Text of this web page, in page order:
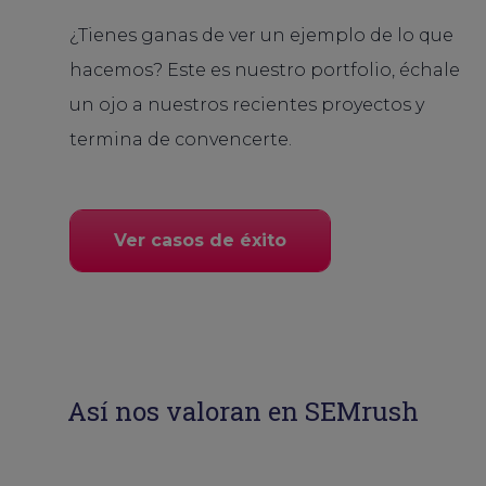
¿Tienes ganas de ver un ejemplo de lo que
hacemos? Este es nuestro portfolio, échale
un ojo a nuestros recientes proyectos y
termina de convencerte.
Ver casos de éxito
Así nos valoran en SEMrush